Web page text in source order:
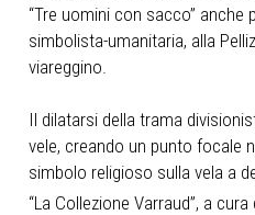
“Tre uomini con sacco”
simbolista-umanitaria, alla
viareggino.
Il dilatarsi della trama
vele, creando un punto focale
simbolo religioso sulla vela a
“La Collezione Varraud”, a